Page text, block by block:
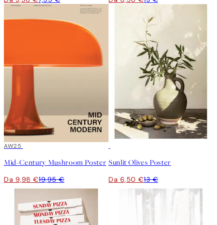
50%*
AW25
Mid-Century Mushroom Poster
Da 9,98 €19,95 €
Sunlit Olives Poster
Da 6,50 €13 €